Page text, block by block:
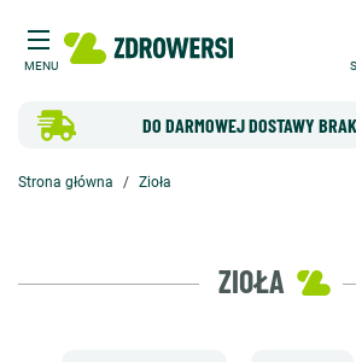
MENU
DO DARMOWEJ DOSTAWY
Strona główna Zioła
ZIOŁA